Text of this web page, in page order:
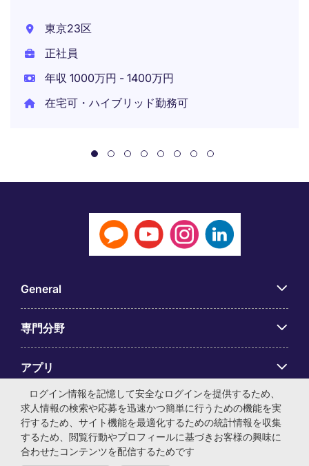
東京23区
正社員
年収 1000万円 - 1400万円
在宅可・ハイブリッド勤務可
General
専門分野
アプリ
Employer Centre
ログイン情報を記憶して安全なログインを提供するため、
求人情報の検索や応募を迅速かつ簡単に行うための機能を実
行するため、サイト機能を最適化するための統計情報を収集
するため、閲覧行動やプロフィールに基づきお客様の興味に
合わせたコンテンツを配信するためです